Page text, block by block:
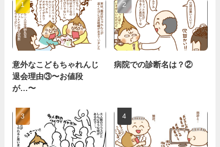
意外なこどもちゃれんじ
退会理由③〜お値段
が…〜
病院での診断名は？②